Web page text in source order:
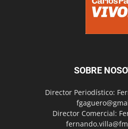
SOBRE
Director Periodístico:
Director Comercial: